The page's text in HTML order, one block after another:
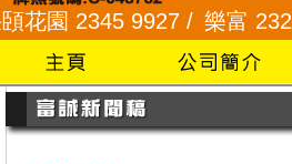
9927 /樂富 2321 2287 /